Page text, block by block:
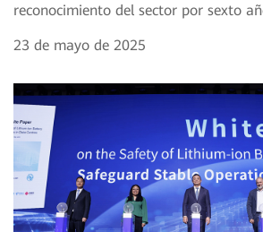
reconocimiento del sector por sexto
23 de mayo de 2025